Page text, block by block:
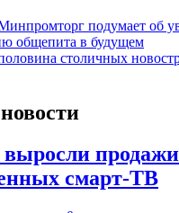
подумает об
общепита в будущем
столичных
выросли продажи
смарт-ТВ